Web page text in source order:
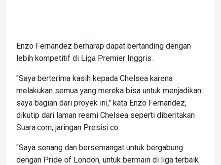
Enzo Fernandez berharap dapat bertanding dengan
lebih kompetitif di Liga Premier Inggris.
"Saya berterima kasih kepada Chelsea karena
melakukan semua yang mereka bisa untuk menjadikan
saya bagian dari proyek ini," kata Enzo Fernandez,
dikutip dari laman resmi Chelsea seperti diberitakan
Suara.com, jaringan Presisi.co.
"Saya senang dan bersemangat untuk bergabung
dengan Pride of London, untuk bermain di liga terbaik